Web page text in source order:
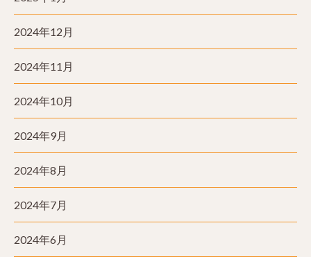
2024年12月
2024年11月
2024年10月
2024年9月
2024年8月
2024年7月
2024年6月